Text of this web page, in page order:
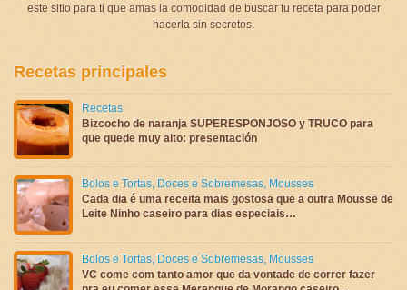
este sitio para ti que amas la comodidad de buscar tu receta para poder
hacerla sin secretos.
Recetas principales
Recetas
Bizcocho de naranja SUPERESPONJOSO y TRUCO para
que quede muy alto: presentación
Bolos e Tortas, Doces e Sobremesas, Mousses
Cada dia é uma receita mais gostosa que a outra Mousse de
Leite Ninho caseiro para dias especiais…
Bolos e Tortas, Doces e Sobremesas, Mousses
VC come com tanto amor que da vontade de correr fazer